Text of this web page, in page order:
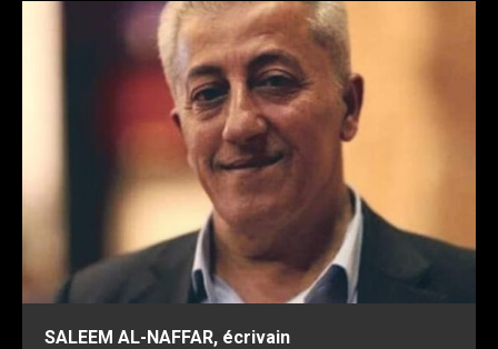
SALEEM AL-NAFFAR, écrivain